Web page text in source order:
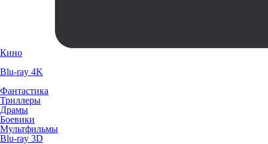
Кино
Blu-ray 4K
Фантастика
Триллеры
Драмы
Боевики
Мультфильмы
Blu-ray 3D